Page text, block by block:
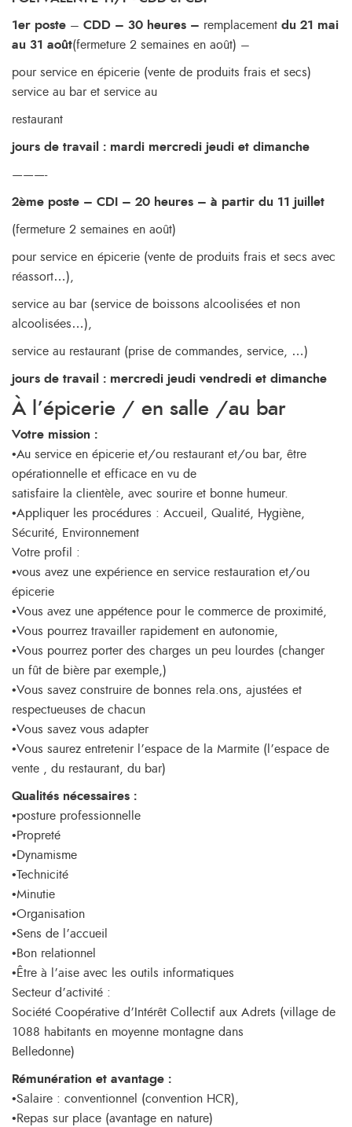
1er poste – CDD – 30 heures – remplacement du 21 mai
au 31 août(fermeture 2 semaines en août) –
pour service en épicerie (vente de produits frais et secs)
service au bar et service au
restaurant
jours de travail : mardi mercredi jeudi et dimanche
———-
2ème poste – CDI – 20 heures – à partir du 11 juillet
(fermeture 2 semaines en août)
pour service en épicerie (vente de produits frais et secs avec
réassort…),
service au bar (service de boissons alcoolisées et non
alcoolisées…),
service au restaurant (prise de commandes, service, …)
jours de travail : mercredi jeudi vendredi et dimanche
À l’épicerie / en salle /au bar
Votre mission :
•Au service en épicerie et/ou restaurant et/ou bar, être
opérationnelle et efficace en vu de
satisfaire la clientèle, avec sourire et bonne humeur.
•Appliquer les procédures : Accueil, Qualité, Hygiène,
Sécurité, Environnement
Votre profil :
•vous avez une expérience en service restauration et/ou
épicerie
•Vous avez une appétence pour le commerce de proximité,
•Vous pourrez travailler rapidement en autonomie,
•Vous pourrez porter des charges un peu lourdes (changer
un fût de bière par exemple,)
•Vous savez construire de bonnes rela.ons, ajustées et
respectueuses de chacun
•Vous savez vous adapter
•Vous saurez entretenir l’espace de la Marmite (l’espace de
vente , du restaurant, du bar)
Qualités nécessaires :
•posture professionnelle
•Propreté
•Dynamisme
•Technicité
•Minutie
•Organisation
•Sens de l’accueil
•Bon relationnel
•Être à l’aise avec les outils informatiques
Secteur d’activité :
Société Coopérative d’Intérêt Collectif aux Adrets (village de
1088 habitants en moyenne montagne dans
Belledonne)
Rémunération et avantage :
•Salaire : conventionnel (convention HCR),
•Repas sur place (avantage en nature)